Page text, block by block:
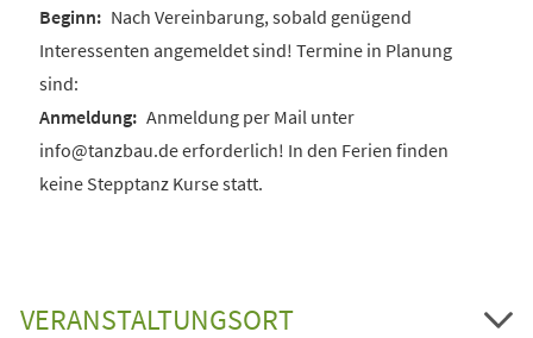
Nach Vereinbarung, sobald genügend
Interessenten angemeldet sind! Termine in Planung
sind:
Anmeldung per Mail unter
info@tanzbau.de erforderlich! In den Ferien finden
keine Stepptanz Kurse statt.
VERANSTALTUNGSORT